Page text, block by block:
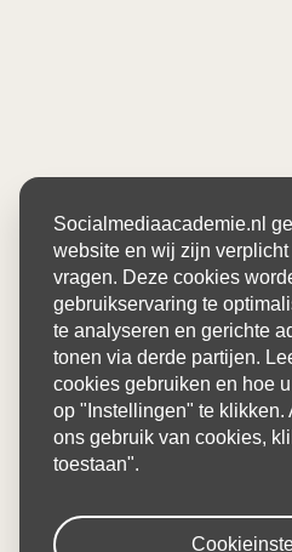
Socialmediaacademie.nl
website en wij zijn
vragen. Deze cookies
gebruikservaring te
te analyseren en gerichte
tonen via derde partijen.
cookies gebruiken en hoe
op "Instellingen" te klikken.
ons gebruik van cookies,
toestaan".